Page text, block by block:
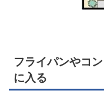
フライパンやコ
に入る